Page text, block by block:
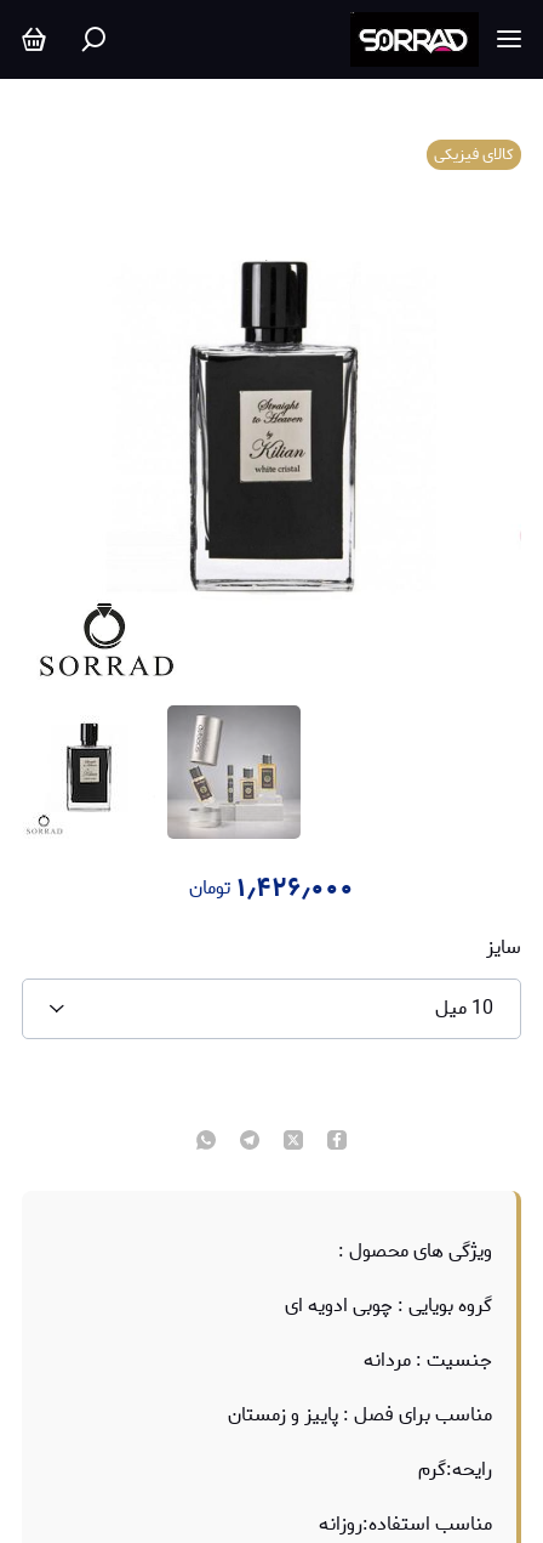
کالای فیزیکی
۱٫۴۲۶٫۰۰۰ تومان
سایز
10 میل
ویژگی های محصول :
گروه بویایی : چوبی ادویه ای
جنسیت : مردانه
مناسب برای فصل : پاییز و زمستان
رایحه:گرم
مناسب استفاده:روزانه